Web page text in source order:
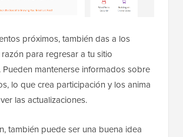
próximos, también das a los
para regresar a tu sitio
Pueden mantenerse informados sobre
lo que crea participación y los anima
las actualizaciones.
también puede ser una buena idea